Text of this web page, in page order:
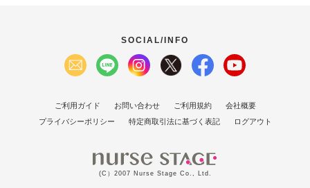
SOCIAL/INFO
ご利用ガイド お問い合わせ ご利用規約
会社概要
プライバシーポリシー
特定商取引法に基づく表記 ログアウト
(C）2007 Nurse Stage Co., Ltd.